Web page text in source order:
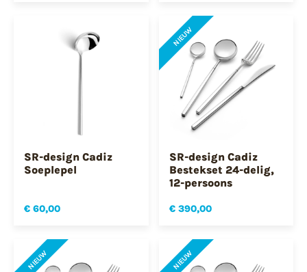
SR-design Cadiz
Soeplepel
€ 60,00
NIEUW
SR-design Cadiz
Bestekset 24-delig,
12-persoons
€ 390,00
NIEUW NIEUW